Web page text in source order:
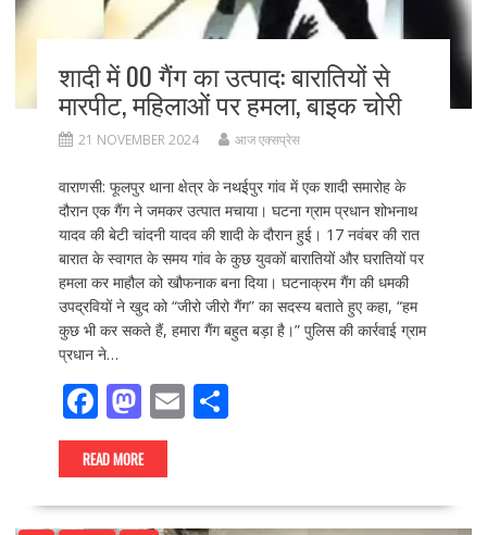
शादी में 00 गैंग का उत्पाद: बारातियों से
मारपीट, महिलाओं पर हमला, बाइक चोरी
21 NOVEMBER 2024 आज एक्सप्रेस
वाराणसी: फूलपुर थाना क्षेत्र के नथईपुर गांव में एक शादी समारोह के
दौरान एक गैंग ने जमकर उत्पात मचाया। घटना ग्राम प्रधान शोभनाथ
यादव की बेटी चांदनी यादव की शादी के दौरान हुई। 17 नवंबर की रात
बारात के स्वागत के समय गांव के कुछ युवकों बारातियों और घरातियों पर
हमला कर माहौल को खौफनाक बना दिया। घटनाक्रम गैंग की धमकी
उपद्रवियों ने खुद को “जीरो जीरो गैंग” का सदस्य बताते हुए कहा, “हम
कुछ भी कर सकते हैं, हमारा गैंग बहुत बड़ा है।” पुलिस की कार्रवाई ग्राम
प्रधान ने…
F
ac
e
b
M
as
to
d
E
l
S
e
READ MORE